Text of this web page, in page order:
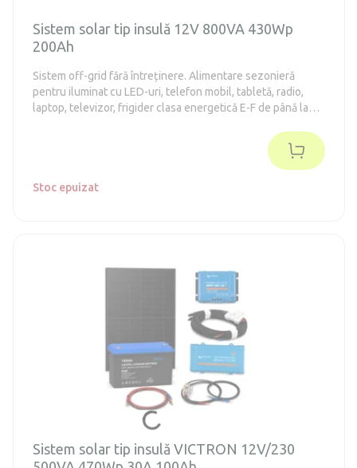
Sistem solar tip insulă 12V 800VA 430Wp
200Ah
Sistem off-grid fără întreținere. Alimentare sezonieră
pentru iluminat cu LED-uri, telefon mobil, tabletă, radio,
laptop, televizor, frigider clasa energetică E-F de până la
Stoc epuizat
Sistem solar tip insulă VICTRON 12V/230